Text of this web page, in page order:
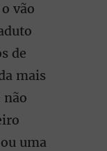
vão
de
mais
não
uma